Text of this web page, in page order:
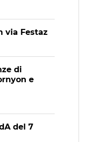
via Festaz
di
e
del 7